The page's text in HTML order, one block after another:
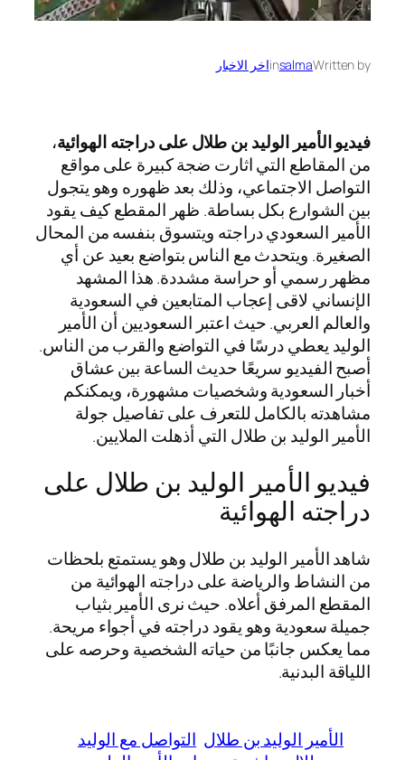
Written by
salma
inاخر الاخبار
فيديو الأمير الوليد بن طلال على دراجته الهوائية،
من المقاطع التي اثارت ضجة كبيرة على مواقع
التواصل الاجتماعي، وذلك بعد ظهوره وهو يتجول
بين الشوارع بكل بساطة. ظهر المقطع كيف يقود
الأمير السعودي دراجته ويتسوق بنفسه من المحال
الصغيرة. ويتحدث مع الناس بتواضع بعيد عن أي
مظهر رسمي أو حراسة مشددة. هذا المشهد
الإنساني لاقى إعجاب المتابعين في السعودية
والعالم العربي. حيث اعتبر السعوديين أن الأمير
الوليد يعطي درسًا في التواضع والقرب من الناس.
أصبح الفيديو سريعًا حديث الساعة بين عشاق
أخبار السعودية وشخصيات مشهورة، ويمكنكم
مشاهدته بالكامل للتعرف على تفاصيل جولة
الأمير الوليد بن طلال التي أذهلت الملايين.
فيديو الأمير الوليد بن طلال على
دراجته الهوائية
شاهد الأمير الوليد بن طلال وهو يستمتع بلحظات
من النشاط والرياضة على دراجته الهوائية من
المقطع المرفق أعلاه. حيث نرى الأمير بثياب
جميلة سعودية وهو يقود دراجته في أجواء مريحة.
مما يعكس جانبًا من حياته الشخصية وحرصه على
اللياقة البدنية.
الأمير الوليد بن طلال التواصل مع الوليد